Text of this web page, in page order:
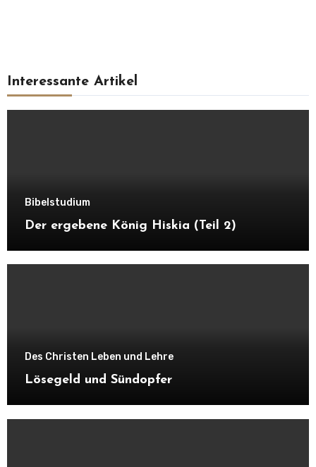
Interessante Artikel
Bibelstudium
Der ergebene König Hiskia (Teil 2)
Des Christen Leben und Lehre
Lösegeld und Sündopfer